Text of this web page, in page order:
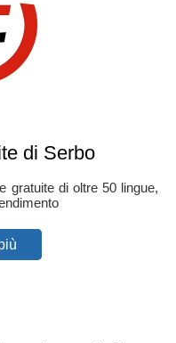
di Serbo
gratuite di oltre 50 lingue,